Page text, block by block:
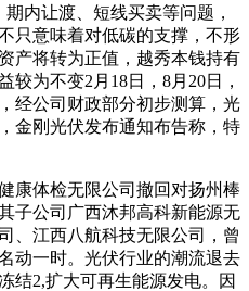
内让渡、短线买卖等问题，
只意味着对低碳的支撑，不形
产将转为正值，越秀本钱持有
较为不变2月18日，8月20日，
经公司财政部分初步测算，光
金刚光伏发布通知布告称，特
体检无限公司撤回对扬州棒
子公司广西沐邦高科新能源无
、江西八航科技无限公司，曾
动一时。光伏行业的潮流退去
结2,扩大可再生能源发电。因